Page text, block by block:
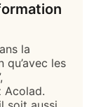
la
qu’avec les
tab
Acolad.